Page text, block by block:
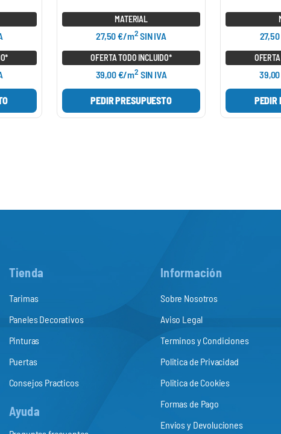
MATERIAL
27,50 €/m2SIN IVA
OFERTA TODO INCLUIDO*
39,00 €/m2 SIN IVA
PEDIR PRESUPUESTO PEDIR
Tienda
Tarimas
Paneles Decorativos
Pinturas
Puertas
Consejos Practicos
Ayuda
Información
Sobre Nosotros
Aviso Legal
Terminos y Condiciones
Politica de Privacidad
Politica de Cookies
Formas de Pago
Envios y Devoluciones